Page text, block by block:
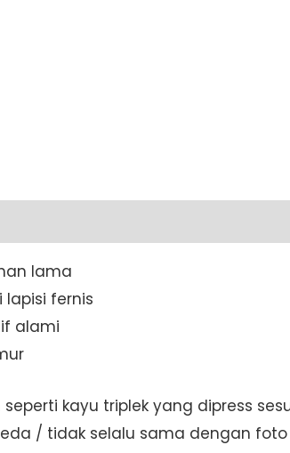
lama
lapisi fernis
alami
kayu triplek yang dipress
/ tidak selalu sama dengan